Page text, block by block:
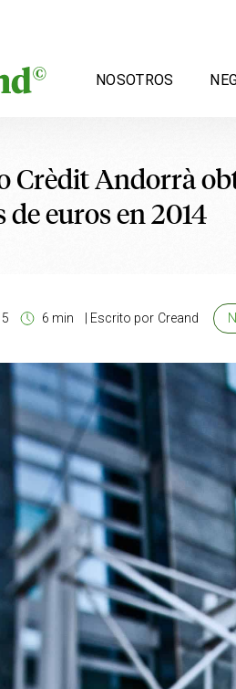
NOSOTROS
Crèdit Andorrà
euros en 2014
6 min Escrito por Creand